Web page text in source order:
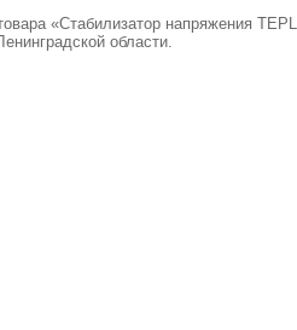
«Стабилизатор напряжения
области.